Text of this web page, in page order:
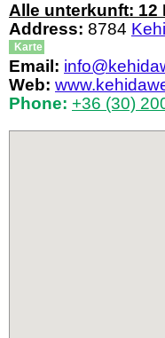
Alle unterkunft: 12
Address: 8784
Karte
Email:
Web:
Phone: +36 (30)